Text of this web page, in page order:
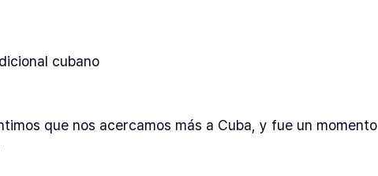
cubano
que nos acercamos más a Cuba, y fue un momento